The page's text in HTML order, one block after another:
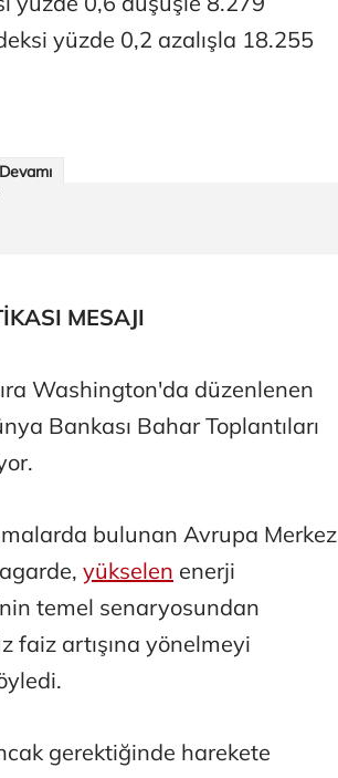
yüzde 0,2 azalışla 18.255
MESAJI
Washington'da düzenlenen
Bankası Bahar Toplantıları
bulunan Avrupa Merkez
yükselen enerji
temel senaryosundan
faiz artışına yönelmeyi
gerektiğinde harekete